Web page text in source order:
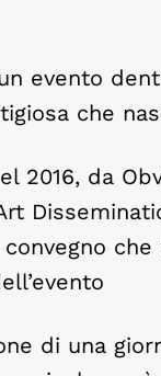
evento
che
2016, da
di una